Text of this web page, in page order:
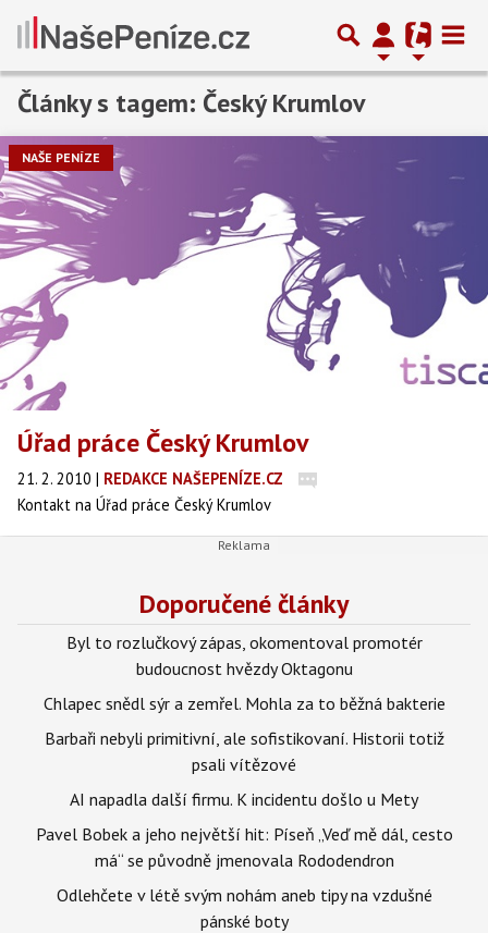
Články s tagem: Český Krumlov
NAŠE PENÍZE
Úřad práce Český Krumlov
21. 2. 2010 | REDAKCE NAŠEPENÍZE.CZ
Kontakt na Úřad práce Český Krumlov
Doporučené články
Byl to rozlučkový zápas, okomentoval promotér
budoucnost hvězdy Oktagonu
Chlapec snědl sýr a zemřel. Mohla za to běžná bakterie
Barbaři nebyli primitivní, ale sofistikovaní. Historii totiž
psali vítězové
AI napadla další firmu. K incidentu došlo u Mety
Pavel Bobek a jeho největší hit: Píseň „Veď mě dál, cesto
má“ se původně jmenovala Rododendron
Odlehčete v létě svým nohám aneb tipy na vzdušné
pánské boty